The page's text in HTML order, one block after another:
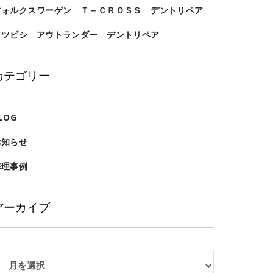
ルクスワーゲン Ｔ－ＣＲＯＳＳ デントリペア
ツビシ アウトランダー デントリペア
テゴリー
らせ
事例
ーカイブ